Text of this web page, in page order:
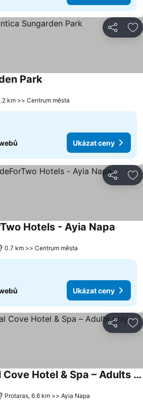
Sdílet
ParkUkázat ceny
km >> Centrum města
Ukázat ceny
Sdílet
Hotels - Ayia Napa
0.7 km >> Centrum města
Ukázat ceny
Sdílet
Leonardo Crystal Cove Hotel & Spa – Adults only
Protaras, 6.6 km >> Ayia Napa